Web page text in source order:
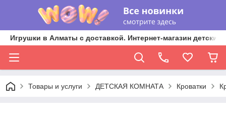
Игрушки в Алматы с доставкой. Интернет-магазин
Товары и услуги ДЕТСКАЯ КОМНАТА Кроватки